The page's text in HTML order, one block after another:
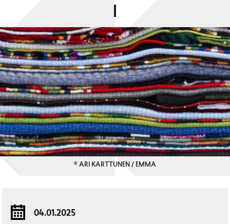
© ARI KARTTUNEN / EMMA
04.01.2025